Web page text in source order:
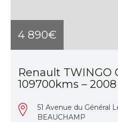
4 890€
Renault TWINGO
109700kms – 2008
51 Avenue du Général
BEAUCHAMP